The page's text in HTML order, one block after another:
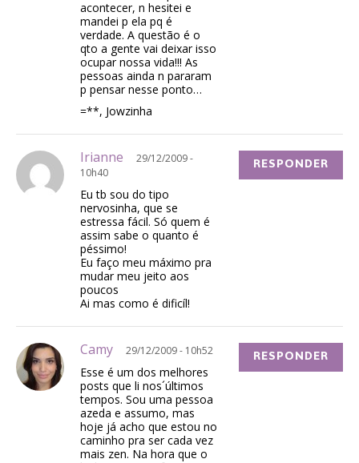
acontecer, n hesitei e
mandei p ela pq é
verdade. A questão é o
qto a gente vai deixar isso
ocupar nossa vida!!! As
pessoas ainda n pararam
p pensar nesse ponto…
=**, Jowzinha
Irianne
29/12/2009 -
10h40
Eu tb sou do tipo
nervosinha, que se
estressa fácil. Só quem é
assim sabe o quanto é
péssimo!
Eu faço meu máximo pra
mudar meu jeito aos
poucos
Ai mas como é dificíl!
RESPONDER
Camy 29/12/2009 - 10h52
Esse é um dos melhores
posts que li nos´últimos
tempos. Sou uma pessoa
azeda e assumo, mas
hoje já acho que estou no
caminho pra ser cada vez
mais zen. Na hora que o
RESPONDER